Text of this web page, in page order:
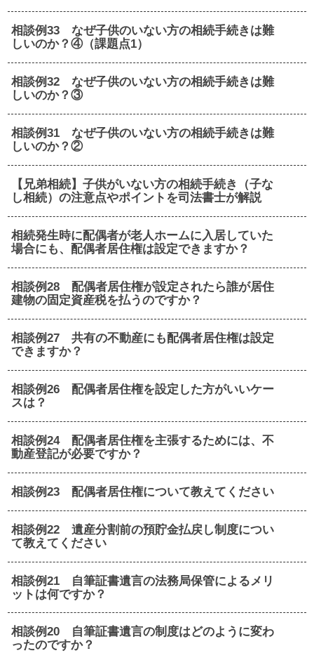
相談例33 なぜ子供のいない方の相続手続きは難
しいのか？④（課題点1）
相談例32 なぜ子供のいない方の相続手続きは難
しいのか？③
相談例31 なぜ子供のいない方の相続手続きは難
しいのか？②
【兄弟相続】子供がいない方の相続手続き（子な
し相続）の注意点やポイントを司法書士が解説
相続発生時に配偶者が老人ホームに入居していた
場合にも、配偶者居住権は設定できますか？
相談例28 配偶者居住権が設定されたら誰が居住
建物の固定資産税を払うのですか？
相談例27 共有の不動産にも配偶者居住権は設定
できますか？
相談例26 配偶者居住権を設定した方がいいケー
スは？
相談例24 配偶者居住権を主張するためには、不
動産登記が必要ですか？
相談例23 配偶者居住権について教えてください
相談例22 遺産分割前の預貯金払戻し制度につい
て教えてください
相談例21 自筆証書遺言の法務局保管によるメリ
ットは何ですか？
相談例20 自筆証書遺言の制度はどのように変わ
ったのですか？